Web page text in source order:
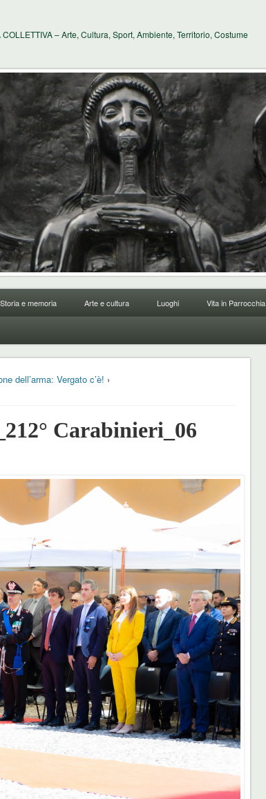
– Arte, Cultura, Sport, Ambiente, Territorio, Costume
Storia e memoria Arte e cultura Luoghi Vita in Parrocchia
dell’arma: Vergato c’è! ›
Carabinieri_06